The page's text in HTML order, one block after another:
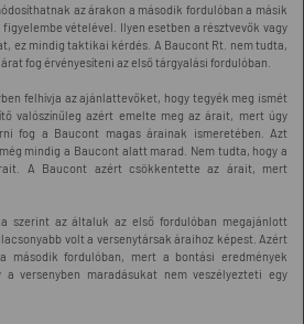
az árakon a második fordulóban a másik
vételével. Ilyen esetben a résztvevők vagy
ez mindig taktikai kérdés. A Baucont Rt. nem tudta,
fog érvényesíteni az első tárgyalási fordulóban.
felhívja az ajánlattevőket, hogy tegyék meg ismét
valószínűleg azért emelte meg az árait, mert úgy
fog a Baucont magas árainak ismeretében. Azt
mindig a Baucont alatt marad. Nem tudta, hogy a
A Baucont azért csökkentette az árait, mert
szerint az általuk az első fordulóban megajánlott
volt a versenytársak áraihoz képest. Azért
fordulóban, mert a bontási eredmények
versenyben maradásukat nem veszélyezteti egy